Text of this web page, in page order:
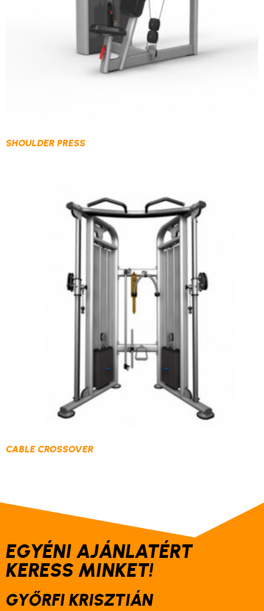
SHOULDER PRESS
CABLE CROSSOVER
EGYÉNI AJÁNLATÉRT
KERESS MINKET!
GYŐRFI KRISZTIÁN